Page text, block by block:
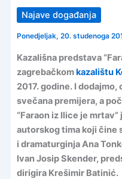
Najave događanja
Ponedjeljak, 20. studenoga
Kazališna predstava
zagrebačkomkazalištu
2017. godine. I
svečana premijera, a
“Faraon iz Ilice je
autorskog tima koji čine
i dramaturginja Ana
Ivan Josip Skender,
dirigira Krešimir Batinić.